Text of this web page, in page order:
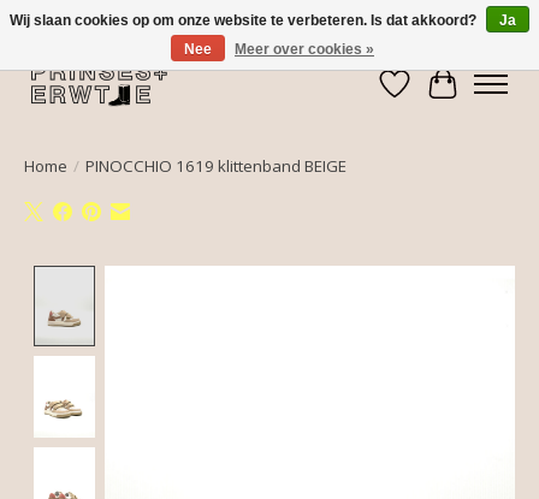
Verlanglijst
Home / PINOCCHIO 1619 klittenband BEIGE
Wij slaan cookies op om onze website te verbeteren. Is dat akkoord?
Ja
Nee
Meer over cookies »